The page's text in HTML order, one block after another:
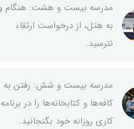
مدرسه بیست و هشت: هنگام
به هتل، از درخواست ارتقاء
نترسید.
مدرسه بیست و شش: رفتن به
کافه‌ها و کتابخانه‌ها را در برنامه
کاری روزانه خود بگنجانید.